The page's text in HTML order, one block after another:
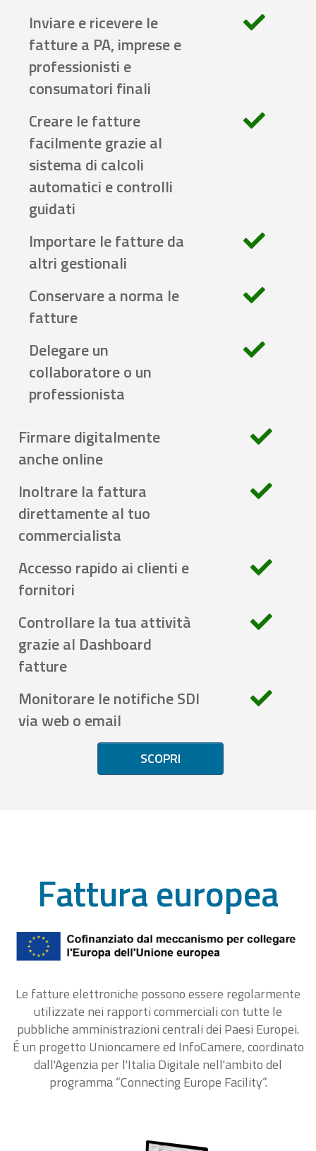
Inviare e ricevere le
fatture a PA, imprese e
professionisti e
consumatori finali
Creare le fatture
facilmente grazie al
sistema di calcoli
automatici e controlli
guidati
Importare le fatture da
altri gestionali
Conservare a norma le
fatture
Delegare un
collaboratore o un
professionista
Firmare digitalmente
anche online
Inoltrare la fattura
direttamente al tuo
commercialista
Accesso rapido ai clienti e
fornitori
Controllare la tua attività
grazie al Dashboard
fatture
Monitorare le notifiche SDI
via web o email
SCOPRI
Fattura europea
Le fatture elettroniche possono essere regolarmente
utilizzate nei rapporti commerciali con tutte le
pubbliche amministrazioni centrali dei Paesi Europei.
É un progetto Unioncamere ed InfoCamere, coordinato
dall'Agenzia per l'Italia Digitale nell'ambito del
programma “Connecting Europe Facility“.